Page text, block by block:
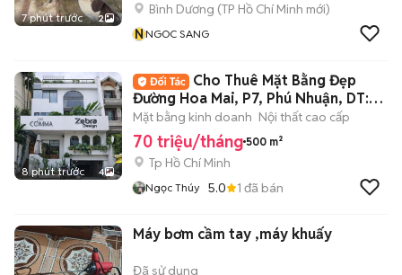
7 phút trước 2
Bình Dương (TP Hồ Chí Minh mới)
NNGOC SANG
8 phút trước 4
Cho Thuê Mặt Bằng Đẹp
Đường Hoa Mai, P7, Phú Nhuận, DT:
8x20m
Mặt bằng kinh doanh Nội thất cao cấp
70 triệu/tháng 500 m²
Tp Hồ Chí Minh
Ngọc Thúy 5.0 1 đã bán
Máy bơm cầm tay ,máy khuấy
Đã sử dụng